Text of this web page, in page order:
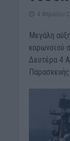
4 Απριλίου
Μεγάλη
κορωνοϊού
Δευτέρα 4
Παρασκευής